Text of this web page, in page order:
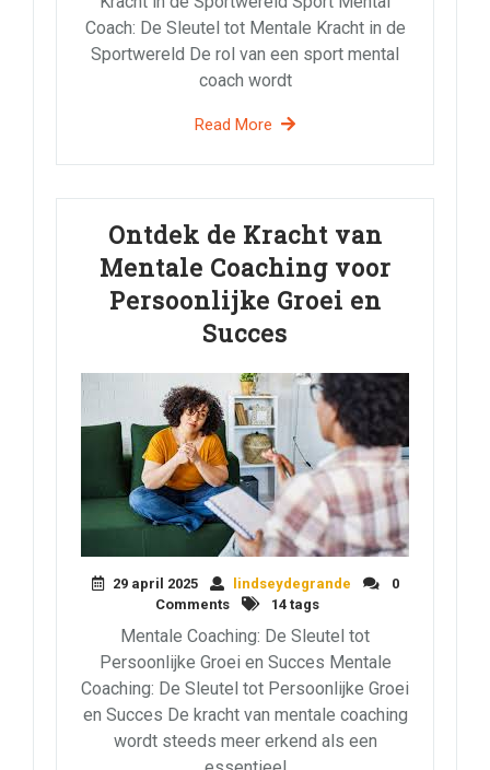
Coach: De Sleutel tot Mentale Kracht in de
Sportwereld De rol van een sport mental
coach wordt
Read More
Ontdek de Kracht van
Mentale Coaching voor
Persoonlijke Groei en
Succes
29 april 2025 lindseydegrande
0
Comments
14 tags
Mentale Coaching: De Sleutel tot
Persoonlijke Groei en Succes Mentale
Coaching: De Sleutel tot Persoonlijke Groei
en Succes De kracht van mentale coaching
wordt steeds meer erkend als een